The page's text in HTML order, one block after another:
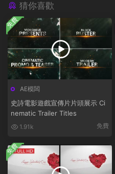
猜你喜歡
AE模闆
史詩電影遊戲宣傳片片頭展示 Ci
nematic Trailer Titles
1.91k 免費
免費
免費